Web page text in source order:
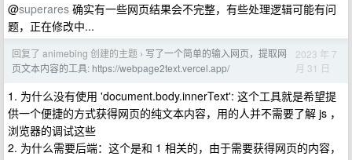
@superares 确实有一些网页结果会不完整，有些处理逻辑可能有问
题，正在修改中...
回复了 animebing 创建的主题 › 写了一个简单的输入网页，提取网
页文本内容的工具: https://webpage2text.vercel.app/
2023 年 7
月 31 日
1. 为什么没有使用 'document.body.innerText': 这个工具就是希望提
供一个便捷的方式获得网页的纯文本内容，用的人并不需要了解 js ，
浏览器的调试这些
2. 为什么需要后端：这个是和 1 相关的，由于需要获得网页的内容，